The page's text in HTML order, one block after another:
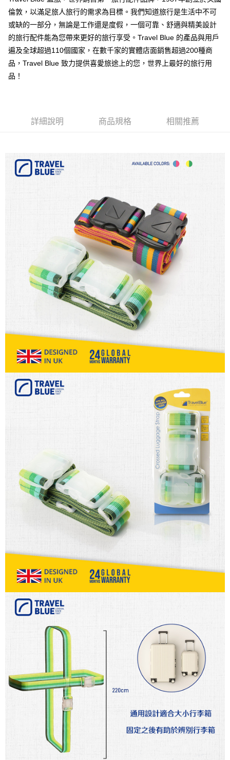
台灣樂天信用卡公司
大哥付你分期
相關說明
【大哥付你分期使用說明】
1.本服務由台灣大哥大提供，台灣大哥大用戶可立即使用無須另外申請。
2.付款方式選擇「大哥付你分期」，訂單成立後會自動跳轉到大哥付的交易
流程，驗證手機門號後，選擇欲分期的期數、繳款截止日，確認付款後即完
成交易。
【繳款方式說明】
【注意事項】
用戶於交易時，得透過本服務購買商品或服務，並由商店將買賣／分期付款
買賣價金債權讓與本公司後，依約使用本公司帳單繳交帳款。
2.基於同意付款使用「大哥付你分期」之契約關係目的，商店將以您的個人
資料（包含姓名、電話或地址）提供予台灣大哥大進項蒐集、處理及利用，
由本公司與您本人進行分期帳單所需資料之確認、核對及更正。
3.完整用戶服務條款，請詳閱以下連結：https://oppay.tw/userRule
【關於「AFTEE先享後付」】
AFTEE先享後付是「在收到商品之後才付款」的支付方式。 讓您購物簡單
２．訂單成立數日內，您將收到繳費通知簡訊。
３．收到繳費通知簡訊後14天內，點擊此簡訊中的連結，可透過四大超商／
ATM／網路銀行／等多元方式進行付款，方視為交易完成。
購買商品的店家。未經商家同意取消之訂單仍視為有效，需透過AFTEE先享
※ 交易是否成功請以「AFTEE先享後付 」之結帳頁面顯示為準，若有關於
是否繳費成功／繳費後需取消欲退款等相關疑問，請聯繫「AFTEE先享後付
https://netprotections.freshdesk.com/support/home
１．透過由恩沛科技股份有限公司提供之「AFTEE先享後付」服務完成之交
易，需依本服務之必要範圍內提供個人資料，並將交易相關給付款項請求債
權轉讓予恩沛科技股份有限公司。
２．關於個人資料處理事宜，請瀏覽以下網址：
https://aftee.tw/terms/#terms3
３．未成年的使用者請事先徵得法定代理人或監護人之同意方可使用
「AFTEE先享後付」，若未經同意申辦者引起之損失，本公司不負相關責
４．使用「AFTEE先享後付」時，將依據個別帳號之用戶狀況，依本公司即
時審查核予不同之上限額度；若仍有額度不足之情形，本公司將視審查結果
請求用戶進行身份認證。
５．嚴禁一人註冊多個帳號或使用他人資訊註冊。若發現惡意使用之情形，
恩沛科技股份有限公司將有權停止該用戶之使用額度並採取法律行動。
ATM付款
全家取貨付款
每筆NT$80，滿NT$1,000(含以上)免運費
每筆NT$80，滿NT$1,000(含以上)免運費
每筆NT$80，滿NT$1,000(含以上)免運費
每筆NT$80，滿NT$1,000(含以上)免運費
付款後7-11取貨
每筆NT$80，滿NT$1,000(含以上)免運費
每筆NT$80，滿NT$1,000(含以上)免運費
外島宅配
每筆NT$200
海外宅配
倫敦，以滿足旅人旅行的需求為目標。我們知道旅行是生活中不可
或缺的一部分，無論是工作還是度假，一個可靠、舒適與精美設計
的旅行配件能為您帶來更好的旅行享受。Travel Blue 的產品與用戶
遍及全球超過110個國家，在數千家的實體店面銷售超過200種商
品，Travel Blue 致力提供喜愛旅途上的您，世界上最好的旅行用
品！
詳細說明 商品規格 相關推薦